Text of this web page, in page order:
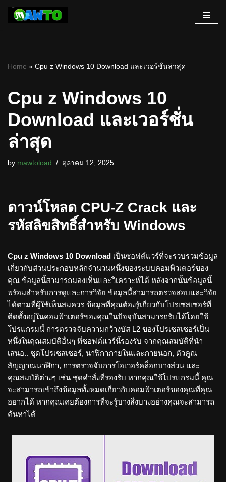
Home » Cpu z Windows 10 Download และเวอร์ชั่นล่าสุด
Cpu z Windows 10
Download และเวอร์ชั่น
ล่าสุด
by mawtoload ตุลาคม 12, 2025
ดาวน์โหลด CPU-Z Crack และ
รหัสลิขสิทธิ์สำหรับ Windows
Cpu z Windows 10 Download เป็นซอฟต์แวร์ที่จะรวบรวมข้อมูล
เกี่ยวกับส่วนประกอบหลักจำนวนหนึ่งของระบบคอมพิวเตอร์ของ
คุณ ข้อมูลนี้สามารถมองเห็นและวิเคราะห์ได้ หลังจากนั้นข้อมูลนี้
พร้อมสำหรับการดูและการวิจัย ข้อมูลนี้สามารถตรวจสอบและวิจัย
ได้ตามที่ผู้ใช้เห็นสมควร ข้อมูลที่คุณต้องรู้เกี่ยวกับโปรเซสเซอร์ที่
ติดตั้งอยู่ในคอมพิวเตอร์ของคุณในปัจจุบันสามารถรับได้โดยใช้
โปรแกรมนี้ การตรวจจับความกว้างบัส L2 ของโปรเซสเซอร์เป็น
หนึ่งในคุณสมบัติอื่นๆ ที่ซอฟต์แวร์นี้รองรับ จากคุณสมบัติที่นำ
เสนอ.. ชุดโปรเซสเซอร์, นาฬิกาภายในและภายนอก, ตัวคูณ
สัญญาณนาฬิกา, การตรวจจับการโอเวอร์คล็อกบางส่วน และ
คุณสมบัติต่างๆ เช่น ชุดคำสั่งที่รองรับ หากคุณใช้โปรแกรมนี้ คุณ
จะสามารถเข้าถึงข้อมูลทั้งหมดเกี่ยวกับคอมพิวเตอร์ของคุณที่คุณ
อยากได้ หากคุณเคยต้องการที่จะรู้บางสิ่งบางอย่างคุณจะสามารถ
ค้นหาได้